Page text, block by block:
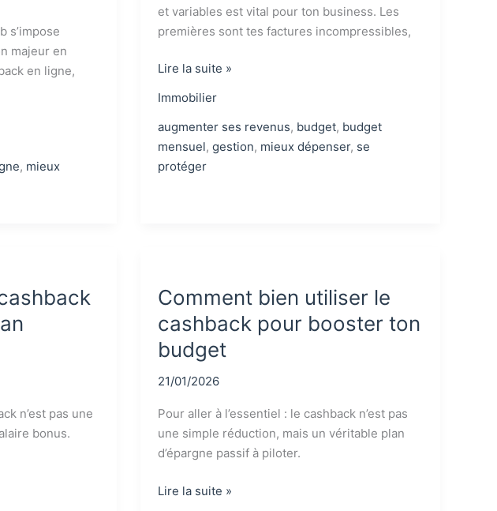
s’impose
majeur en
en ligne,
, mieux
et variables est vital pour ton business. Les
premières sont tes factures incompressibles,
Charges
vs
Variables
:
Quelle
Lire la suite »
Immobilier
augmenter ses revenus, budget, budget
mensuel,gestion, mieux dépenser, se
protéger
n’est pas une
bonus.
Comment bien utiliser le
cashback pour booster ton
budget
21/01/2026
Pour aller à l’essentiel : le cashback n’est pas
une simple réduction, mais un véritable plan
d’épargne passif à piloter.
Comment
Lire la suite »